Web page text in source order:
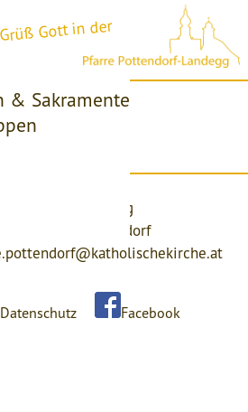
& Sakramente
Grüß Gott in der
Pottendorf-Landegg
4, 2486 Pottendorf
Datenschutz Facebook